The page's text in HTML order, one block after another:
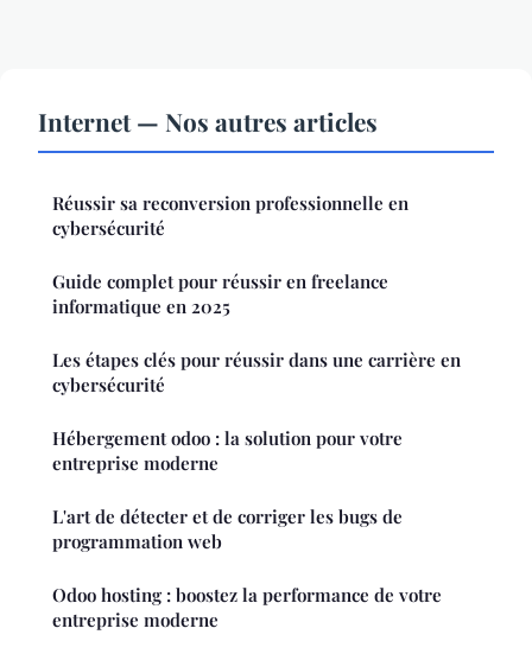
Internet — Nos autres articles
Réussir sa reconversion professionnelle en
cybersécurité
Guide complet pour réussir en freelance
informatique en 2025
Les étapes clés pour réussir dans une carrière en
cybersécurité
Hébergement odoo : la solution pour votre
entreprise moderne
L'art de détecter et de corriger les bugs de
programmation web
Odoo hosting : boostez la performance de votre
entreprise moderne